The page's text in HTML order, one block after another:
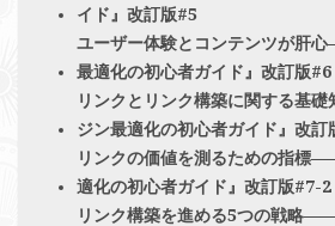
イド』改訂版#5
ユーザー体験とコンテンツが肝
最適化の初心者ガイド』改訂版#6
リンクとリンク構築に関する基
ジン最適化の初心者ガイド』改訂
リンクの価値を測るための指標
適化の初心者ガイド』改訂版#7-2
リンク構築を進める5つの戦略